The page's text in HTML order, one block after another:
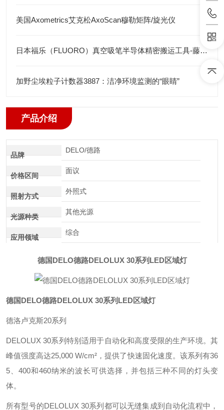
美国Axometrics艾克松AxoScan穆勒矩阵/旋光仪
日本福乐（FLUORO）真空吸笔半导体精密搬运工具-藤田光学
加野尘埃粒子计数器3887：洁净环境监测的“眼睛”
产品介绍
品牌
DELO/德路
价格区间
面议
照射方式
外照式
光源种类
其他光源
应用领域
综合
德国DELO德路DELOLUX 30系列LED区域灯
德国DELO德路DELOLUX 30系列LED区域灯
德洛卢克斯20系列
DELOLUX 30系列特别适用于自动化和高度受限的生产环境。其
峰值强度高达25,000 W/cm²，提供了快速固化速度。该系列有36
5、400和460纳米的波长可供选择，并包括三种不同的灯头变
体。
所有型号的DELOLUX 30系列都可以无缝集成到自动化流程中，